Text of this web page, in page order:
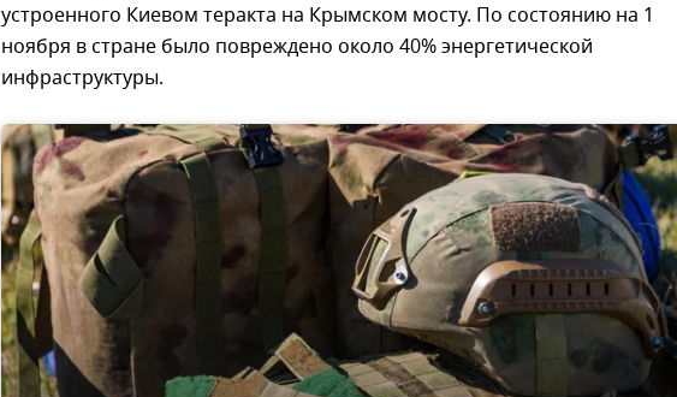
устроенного Киевом теракта на Крымском мосту. По состоянию на 1
ноября в стране было повреждено около 40% энергетической
инфраструктуры.